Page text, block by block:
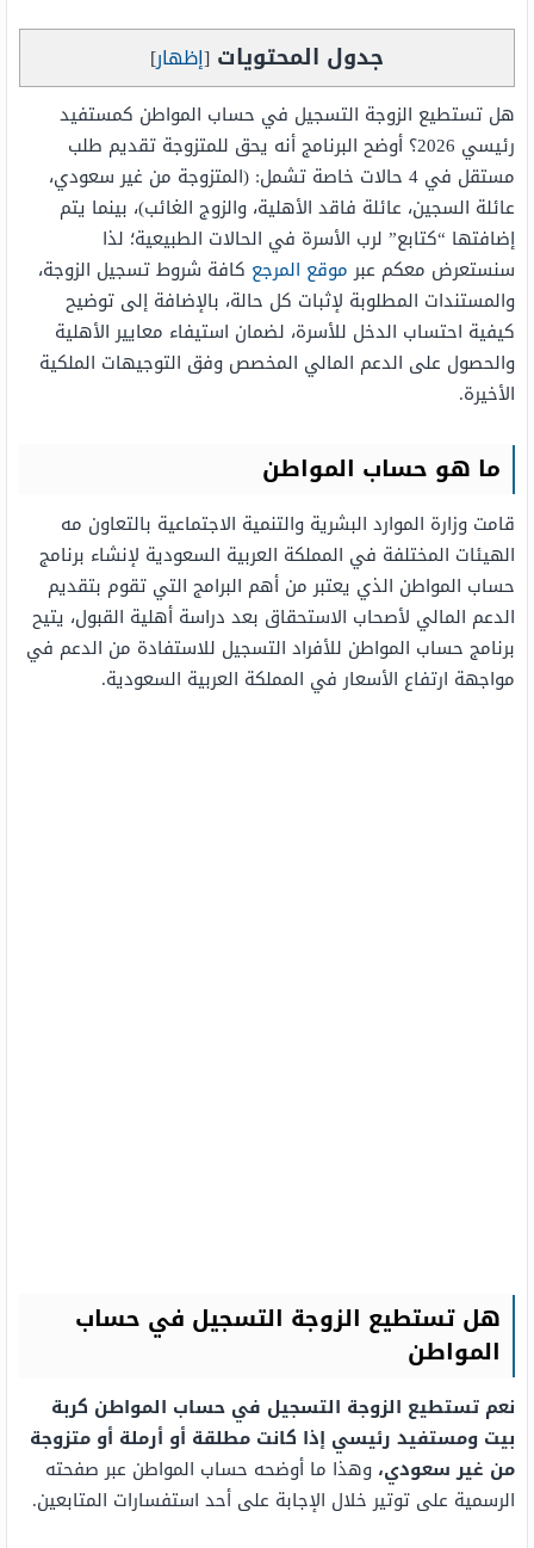
جدول المحتويات [إظهار]
هل تستطيع الزوجة التسجيل في حساب المواطن كمستفيد
رئيسي 2026؟ أوضح البرنامج أنه يحق للمتزوجة تقديم طلب
مستقل في 4 حالات خاصة تشمل: (المتزوجة من غير سعودي،
عائلة السجين، عائلة فاقد الأهلية، والزوج الغائب)، بينما يتم
إضافتها “كتابع” لرب الأسرة في الحالات الطبيعية؛ لذا
سنستعرض معكم عبرموقع المرجع كافة شروط تسجيل الزوجة،
والمستندات المطلوبة لإثبات كل حالة، بالإضافة إلى توضيح
كيفية احتساب الدخل للأسرة، لضمان استيفاء معايير الأهلية
والحصول على الدعم المالي المخصص وفق التوجيهات الملكية
الأخيرة.
ما هو حساب المواطن
قامت وزارة الموارد البشرية والتنمية الاجتماعية بالتعاون مه
الهيئات المختلفة في المملكة العربية السعودية لإنشاء برنامج
حساب المواطن الذي يعتبر من أهم البرامج التي تقوم بتقديم
الدعم المالي لأصحاب الاستحقاق بعد دراسة أهلية القبول، يتيح
برنامج حساب المواطن للأفراد التسجيل للاستفادة من الدعم في
مواجهة ارتفاع الأسعار في المملكة العربية السعودية.
هل تستطيع الزوجة التسجيل في حساب
المواطن
نعم تستطيع الزوجة التسجيل في حساب المواطن كربة
بيت ومستفيد رئيسي إذا كانت مطلقة أو أرملة أو متزوجة
من غير سعودي، وهذا ما أوضحه حساب المواطن عبر صفحته
الرسمية على توتير خلال الإجابة على أحد استفسارات المتابعين.